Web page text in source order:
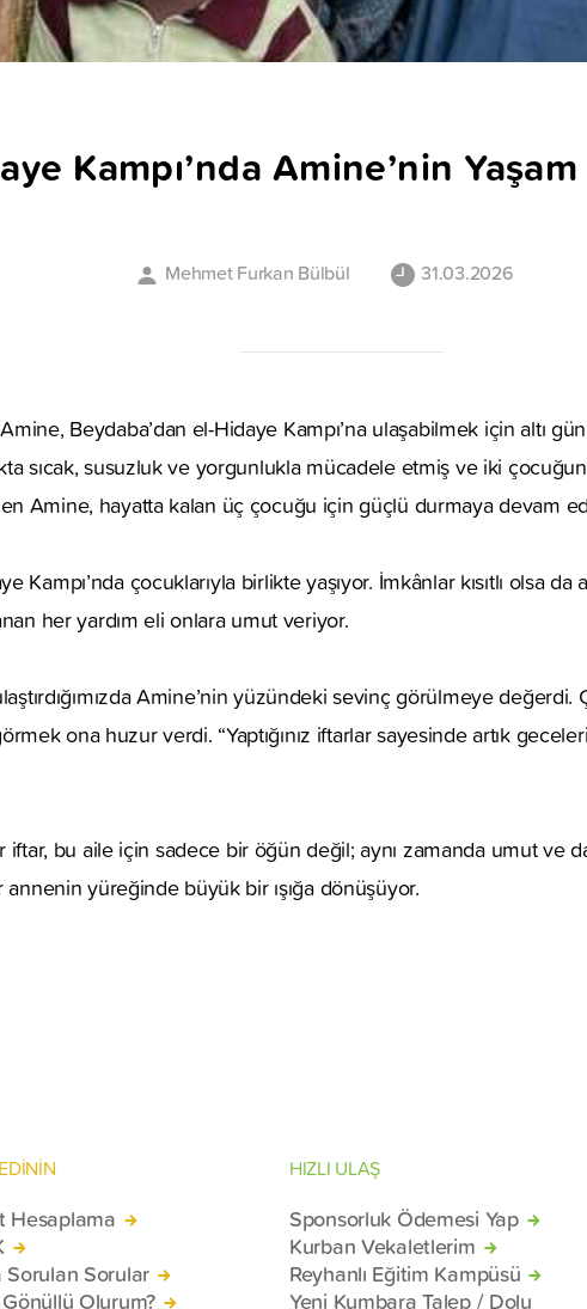
Kampı’nda Amine’nin
Mehmet Furkan Bülbül 31.03.2026
Beydaba’dan el-Hidaye Kampı’na ulaşabilmek için altı
sıcak, susuzluk ve yorgunlukla mücadele etmiş ve iki
Amine, hayatta kalan üç çocuğu için güçlü durmaya devam
Kampı’nda çocuklarıyla birlikte yaşıyor. İmkânlar kısıtlı olsa da
her yardım eli onlara umut veriyor.
Amine’nin yüzündeki sevinç görülmeye değerdi.
ona huzur verdi. “Yaptığınız iftarlar sayesinde artık
iftar, bu aile için sadece bir öğün değil; aynı zamanda umut ve
yüreğinde büyük bir ışığa dönüşüyor.
Hesaplama
Sorulan Sorular
Gönüllü Olurum?
HIZLI ULAŞ
Sponsorluk Ödemesi Yap
Kurban Vekaletlerim
Reyhanlı Eğitim Kampüsü
Yeni Kumbara Talep / Dolu